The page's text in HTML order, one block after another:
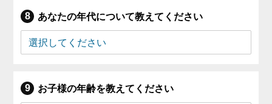
あなたの年代について教えてください
お子様の年齢を教えてください